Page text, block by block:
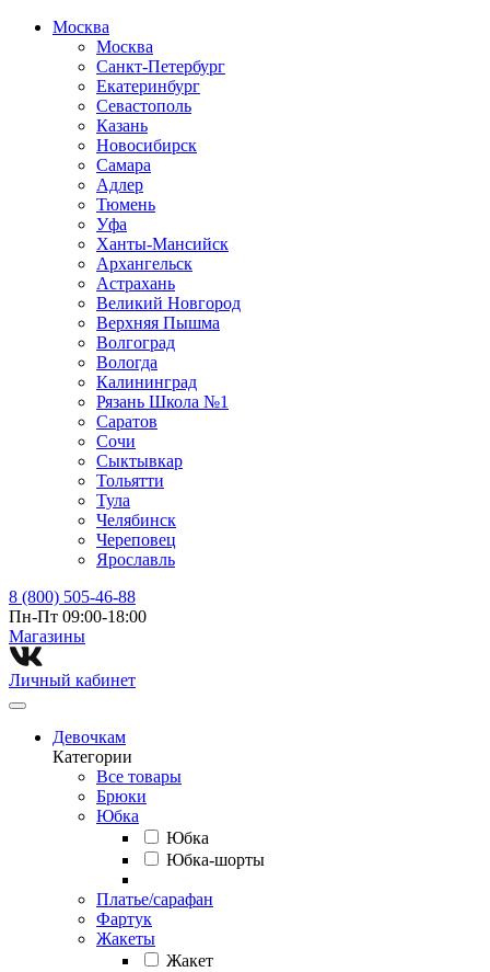
Москва
Москва
Санкт-Петербург
Екатеринбург
Севастополь
Казань
Новосибирск
Самара
Адлер
Тюмень
Уфа
Ханты-Мансийск
Архангельск
Астрахань
Великий Новгород
Верхняя Пышма
Волгоград
Вологда
Калининград
Рязань Школа №1
Саратов
Сочи
Сыктывкар
Тольятти
Тула
Челябинск
Череповец
Ярославль
8 (800) 505-46-88
Пн-Пт 09:00-18:00
Магазины⁠
Личный кабинет
Девочкам
Категории
Все товары
Брюки
Юбка
Юбка
Юбка-шорты
Платье/сарафан
Фартук
Жакеты
Жакет